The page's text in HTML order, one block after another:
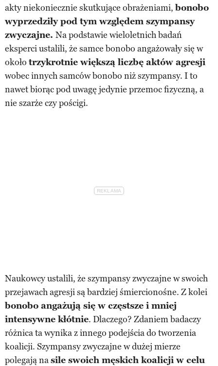
akty niekoniecznie skutkujące obrażeniami,bonobo
wyprzedziły pod tym względem szympansy
zwyczajne. Na podstawie wieloletnich badań
eksperci ustalili, że samce bonobo angażowały się w
około trzykrotnie większą liczbę aktów agresji
wobec innych samców bonobo niż szympansy. I to
nawet biorąc pod uwagę jedynie przemoc fizyczną, a
nie szarże czy pościgi.
Naukowcy ustalili, że szympansy zwyczajne w swoich
przejawach agresji są bardziej śmiercionośne. Z kolei
bonobo angażują się w częstsze i mniej
intensywne kłótnie. Dlaczego? Zdaniem badaczy
różnica ta wynika z innego podejścia do tworzenia
koalicji. Szympansy zwyczajne w dużej mierze
polegają nasile swoich męskich koalicji w celu